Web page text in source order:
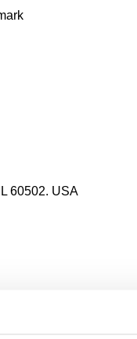
60502. USA